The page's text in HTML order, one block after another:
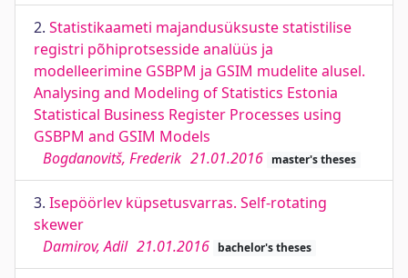
2. Statistikaameti majandusüksuste statistilise
registri põhiprotsesside analüüs ja
modelleerimine GSBPM ja GSIM mudelite alusel.
Analysing and Modeling of Statistics Estonia
Statistical Business Register Processes using
GSBPM and GSIM Models
Bogdanovitš, Frederik 21.01.2016 master's theses
3. Isepöörlev küpsetusvarras. Self-rotating
skewer
Damirov, Adil 21.01.2016 bachelor's theses